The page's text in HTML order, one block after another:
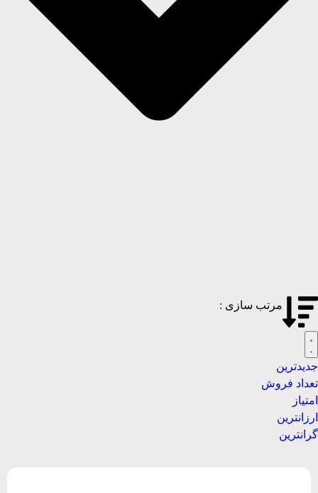
مرتب سازی :
جدیدترین
تعداد فروش
امتیاز
ارزانترین
گرانترین